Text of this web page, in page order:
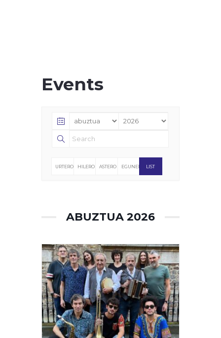
Events
URTERO HILERO ASTERO EGUNERO LIST
ABUZTUA 2026